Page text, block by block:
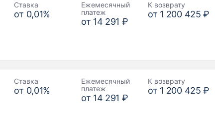
Ставка
от 0,01%
Ежемесячный
платеж
от 14 291 ₽
К возврату
от 1 200 425 ₽
Ставка
от 0,01%
Ежемесячный
платеж
от 14 291 ₽
К возврату
от 1 200 425 ₽